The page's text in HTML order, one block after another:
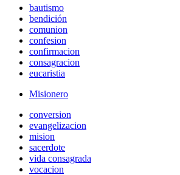
bautismo
bendición
comunion
confesion
confirmacion
consagracion
eucaristia
Misionero
conversion
evangelizacion
mision
sacerdote
vida consagrada
vocacion